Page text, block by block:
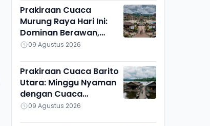
Prakiraan Cuaca
Murung Raya Hari Ini:
Dominan Berawan,
Cukup Adem di Seribu
09 Agustus 2026
Prakiraan Cuaca Barito
Utara: Minggu Nyaman
dengan Cuaca
Berawan, Montallat
09 Agustus 2026